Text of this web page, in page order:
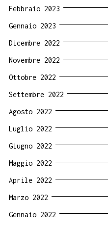
Febbraio 2023
Gennaio 2023
Dicembre 2022
Novembre 2022
Ottobre 2022
Settembre 2022
Agosto 2022
Luglio 2022
Giugno 2022
Maggio 2022
Aprile 2022
Marzo 2022
Gennaio 2022